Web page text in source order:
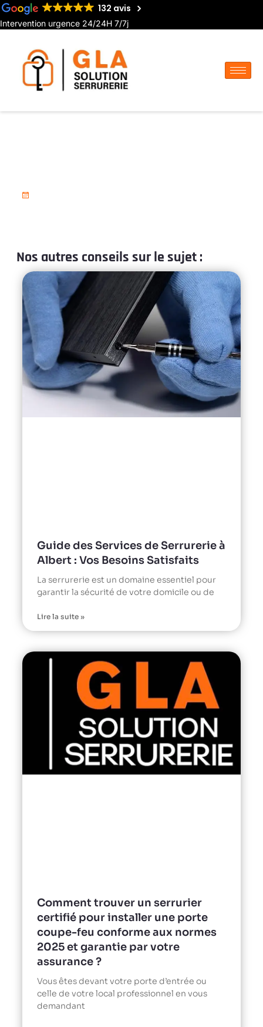
132 avis
Intervention urgence 24/24H 7/7j
Nos autres conseils sur le sujet :
Guide des Services de Serrurerie à
Albert : Vos Besoins Satisfaits
La serrurerie est un domaine essentiel pour
garantir la sécurité de votre domicile ou de
Lire la suite »
Comment trouver un serrurier
certifié pour installer une porte
coupe-feu conforme aux normes
2025 et garantie par votre
assurance ?
Vous êtes devant votre porte d’entrée ou
celle de votre local professionnel en vous
demandant